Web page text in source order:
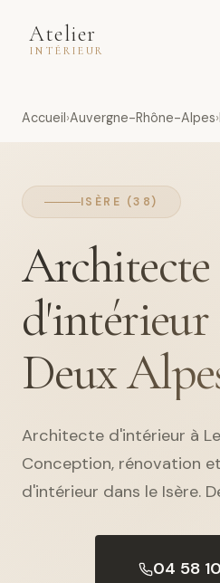
Atelier
INTÉRIEUR
Accueil Auvergne-Rhône-Alpes
ISÈRE (38)
Architecte
d'intérieur
Deux
Architecte d'intérieur à
Conception, rénovation
d'intérieur dans le Isère.
04 58